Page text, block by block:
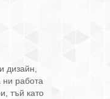
дизайн,
ни работа
тъй като